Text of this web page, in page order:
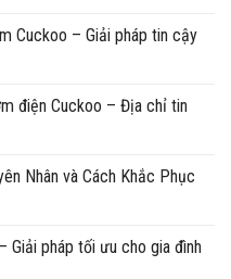
Cuckoo – Giải pháp tin cậy
điện Cuckoo – Địa chỉ tin
Nhân và Cách Khắc Phục
Giải pháp tối ưu cho gia đình